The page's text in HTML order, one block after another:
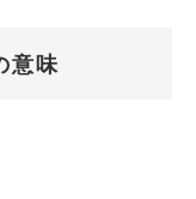
意味